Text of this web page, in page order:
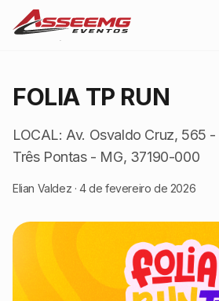
FOLIA TP RUN
LOCAL: Av. Osvaldo Cruz, 565
Três Pontas - MG, 37190-000
Elian Valdez ·4 de fevereiro de 2026